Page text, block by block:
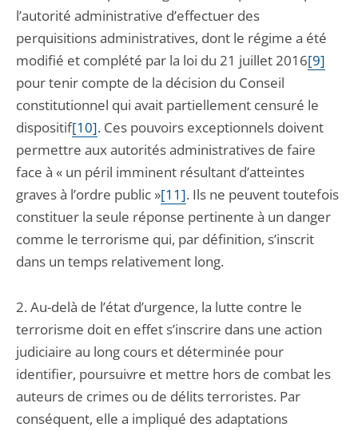
l’autorité administrative d’effectuer des
perquisitions administratives, dont le régime a été
modifié et complété par la loi du 21 juillet 2016[9]
pour tenir compte de la décision du Conseil
constitutionnel qui avait partiellement censuré le
dispositif[10]. Ces pouvoirs exceptionnels doivent
permettre aux autorités administratives de faire
face à « un péril imminent résultant d’atteintes
graves à l’ordre public »[11]. Ils ne peuvent toutefois
constituer la seule réponse pertinente à un danger
comme le terrorisme qui, par définition, s’inscrit
dans un temps relativement long.
2. Au-delà de l’état d’urgence, la lutte contre le
terrorisme doit en effet s’inscrire dans une action
judiciaire au long cours et déterminée pour
identifier, poursuivre et mettre hors de combat les
auteurs de crimes ou de délits terroristes. Par
conséquent, elle a impliqué des adaptations